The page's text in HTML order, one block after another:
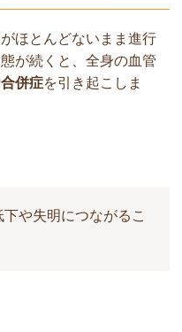
ほとんどないまま進行
が続くと、全身の血管
併症を引き起こしま
や失明につながるこ